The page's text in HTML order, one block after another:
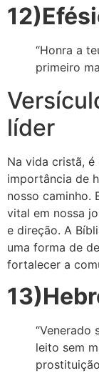
“Honra a
primeiro
líder
Na vida cristã, é
importância de
nosso caminho.
vital em nossa
e direção. A
uma forma de
fortalecer a
“Venerado
leito sem